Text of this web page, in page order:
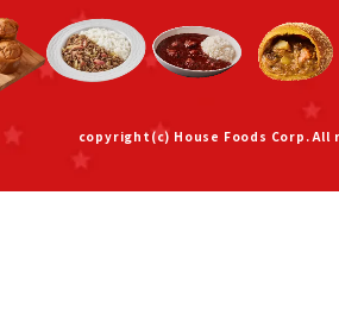
copyright(c) House Foods Corp.